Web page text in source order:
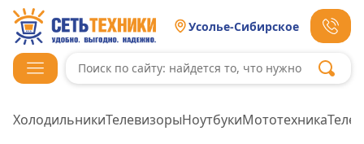
Усолье-Сибирское
ХолодильникиТелевизорыНоутбукиМототехника